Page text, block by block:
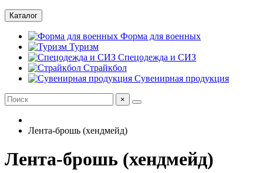
Каталог
Форма для военных
Туризм
Спецодежда и СИЗ
Страйкбол
Сувенирная продукция
×
Лента-брошь (хендмейд)
Лента-брошь (хендмейд)